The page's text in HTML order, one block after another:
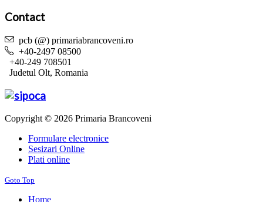
Contact
pcb (@) primariabrancoveni.ro
+40-2497 08500
+40-249 708501
Judetul Olt, Romania
Copyright © 2026 Primaria Brancoveni
Formulare electronice
Sesizari Online
Plati online
Goto Top
Home